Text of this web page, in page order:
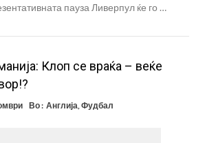
пауза Ливерпул ќе го …
Клоп се враќа – веќе
Во : Англија Фудбал